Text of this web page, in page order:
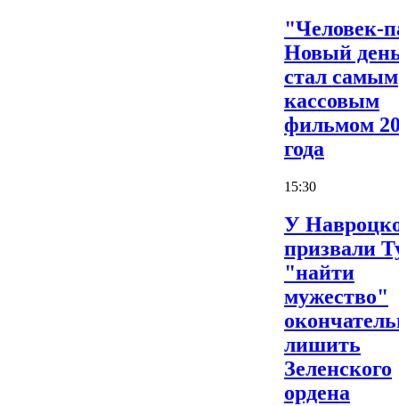
"Человек-
Новый
стал самым
кассовым
фильмом
года
15:30
У
призвали
"найти
мужество"
лишить
Зеленского
ордена